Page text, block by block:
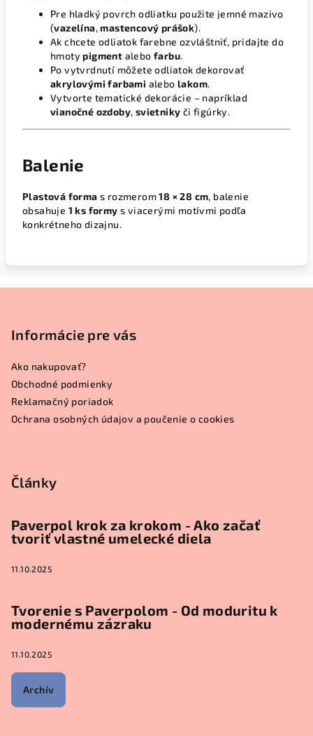
Pre hladký povrch odliatku použite jemné mazivo
(vazelína,mastencový prášok).
Ak chcete odliatok farebne ozvláštniť, pridajte do
hmotypigment alebofarbu.
Po vytvrdnutí môžete odliatok dekorovať
akrylovými farbami alebolakom.
Vytvorte tematické dekorácie – napríklad
vianočné ozdoby, svietniky či figúrky.
Balenie
Plastová forma s rozmerom18 × 28 cm, balenie
obsahuje 1 ks formy s viacerými motívmi podľa
konkrétneho dizajnu.
Informácie pre vás
Ako nakupovať?
Obchodné podmienky
Reklamačný poriadok
Ochrana osobných údajov a poučenie o cookies
Články
Paverpol krok za krokom - Ako začať
tvoriť vlastné umelecké diela
11.10.2025
Tvorenie s Paverpolom - Od moduritu k
modernému zázraku
11.10.2025
Archív